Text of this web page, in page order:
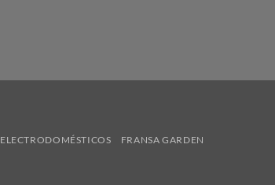
ELECTRODOMÉSTICOS
FRANSA GARDEN